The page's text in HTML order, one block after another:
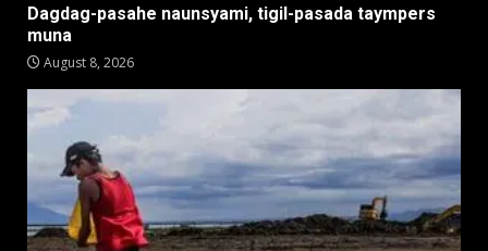
Dagdag-pasahe naunsyami, tigil-pasada taympers
muna
August 8, 2026